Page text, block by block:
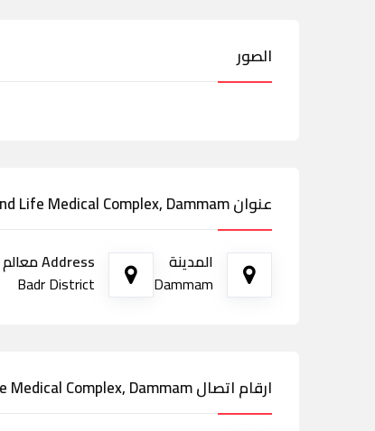
الصور
عنوان Health And Life Medical Complex, Dammam
المدينة
Dammam
Address معالم الطريق
Badr District
ارقام اتصال Health And Life Medical Complex, Dammam